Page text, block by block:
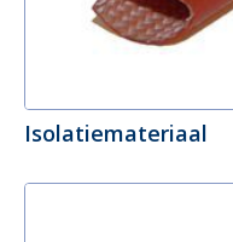
Isolatiemateriaal